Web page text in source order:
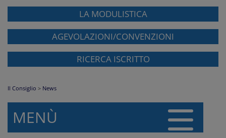
LA MODULISTICA
AGEVOLAZIONI/CONVENZIONI
RICERCA ISCRITTO
Il Consiglio > News
MENÙ